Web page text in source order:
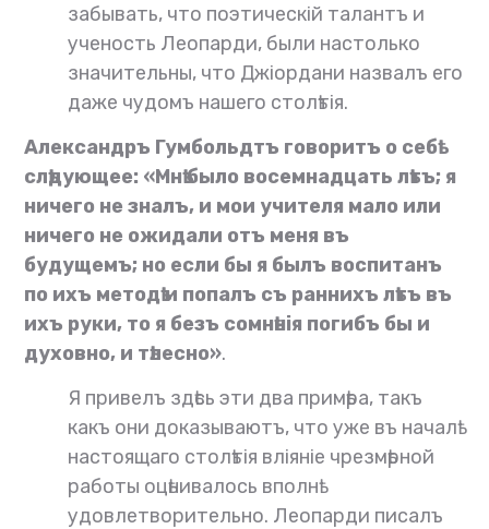
забывать, что поэтическій талантъ и
ученость Леопарди, были настолько
значительны, что Джіордани назвалъ его
даже чудомъ нашего столѣтія.
Александръ Гумбольдтъ говоритъ о себѣ
слѣдующее: «Мнѣ было восемнадцать лѣтъ; я
ничего не зналъ, и мои учителя мало или
ничего не ожидали отъ меня въ
будущемъ; но если бы я былъ воспитанъ
по ихъ методѣ и попалъ съ раннихъ лѣтъ въ
ихъ руки, то я безъ сомнѣнія погибъ бы и
духовно, и тѣлесно».
Я привелъ здѣсь эти два примѣра, такъ
какъ они доказываютъ, что уже въ началѣ
настоящаго столѣтія вліяніе чрезмѣрной
работы оцѣнивалось вполнѣ
удовлетворительно. Леопарди писалъ